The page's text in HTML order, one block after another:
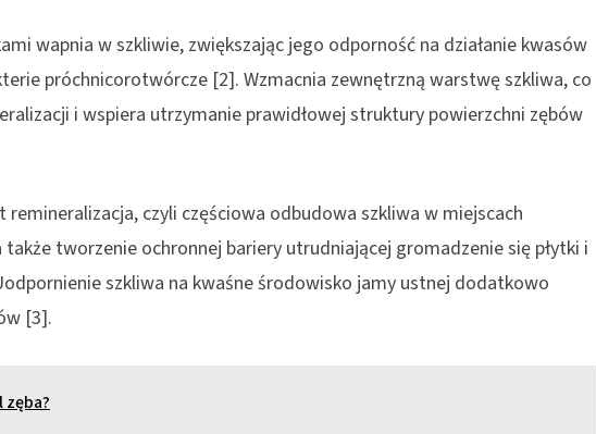
wapnia w szkliwie, zwiększając jego odporność na działanie kwasów
próchnicorotwórcze [2]. Wzmacnia zewnętrzną warstwę szkliwa, co
i wspiera utrzymanie prawidłowej struktury powierzchni zębów
czyli częściowa odbudowa szkliwa w miejscach
także tworzenie ochronnej bariery utrudniającej gromadzenie się płytki i
szkliwa na kwaśne środowisko jamy ustnej dodatkowo
[3].
zęba?